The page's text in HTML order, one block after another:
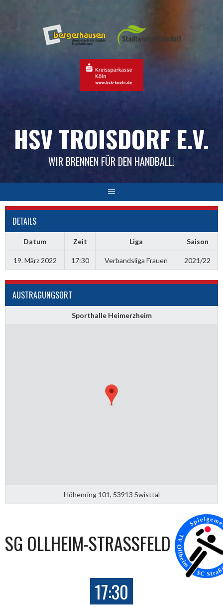
HSV TROISDORF E.V.
WIR BRENNEN FÜR DEN HANDBALL!
DETAILS
Datum Zeit Liga Saison
19. März 2022 17:30 Verbandsliga Frauen 2021/22
AUSTRAGUNGSORT
Sporthalle Heimerzheim
Höhenring 101, 53913 Swisttal
SG OLLHEIM-STRASSFELD
17:30